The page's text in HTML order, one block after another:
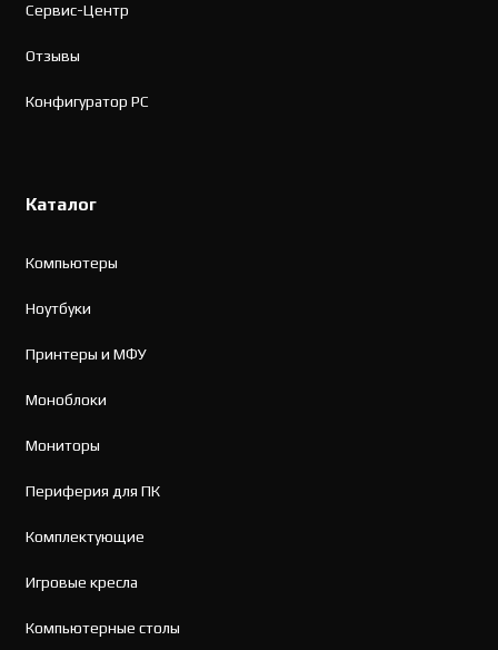
Сервис-Центр
Отзывы
Конфигуратор PC
Каталог
Компьютеры
Ноутбуки
Принтеры и МФУ
Моноблоки
Мониторы
Периферия для ПК
Комплектующие
Игровые кресла
Компьютерные столы